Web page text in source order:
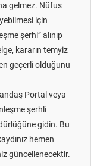
gelmez. Nüfus
için
şerhi” alınıp
kararın temyiz
geçerli olduğunu
Portal veya
şerhli
gidin. Bu
hemen
güncellenecektir.